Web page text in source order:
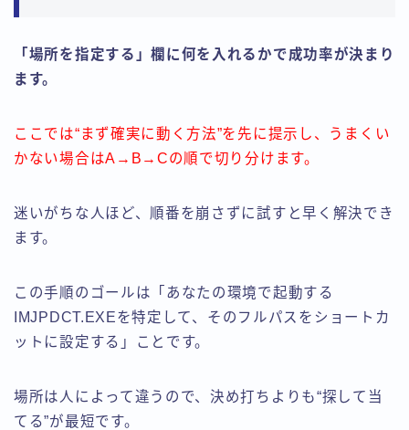
「場所を指定する」欄に何を入れるかで成功率が決まり
ます。
ここでは“まず確実に動く方法”を先に提示し、うまくい
かない場合はA→B→Cの順で切り分けます。
迷いがちな人ほど、順番を崩さずに試すと早く解決でき
ます。
この手順のゴールは「あなたの環境で起動する
IMJPDCT.EXEを特定して、そのフルパスをショートカ
ットに設定する」ことです。
場所は人によって違うので、決め打ちよりも“探して当
てる”が最短です。